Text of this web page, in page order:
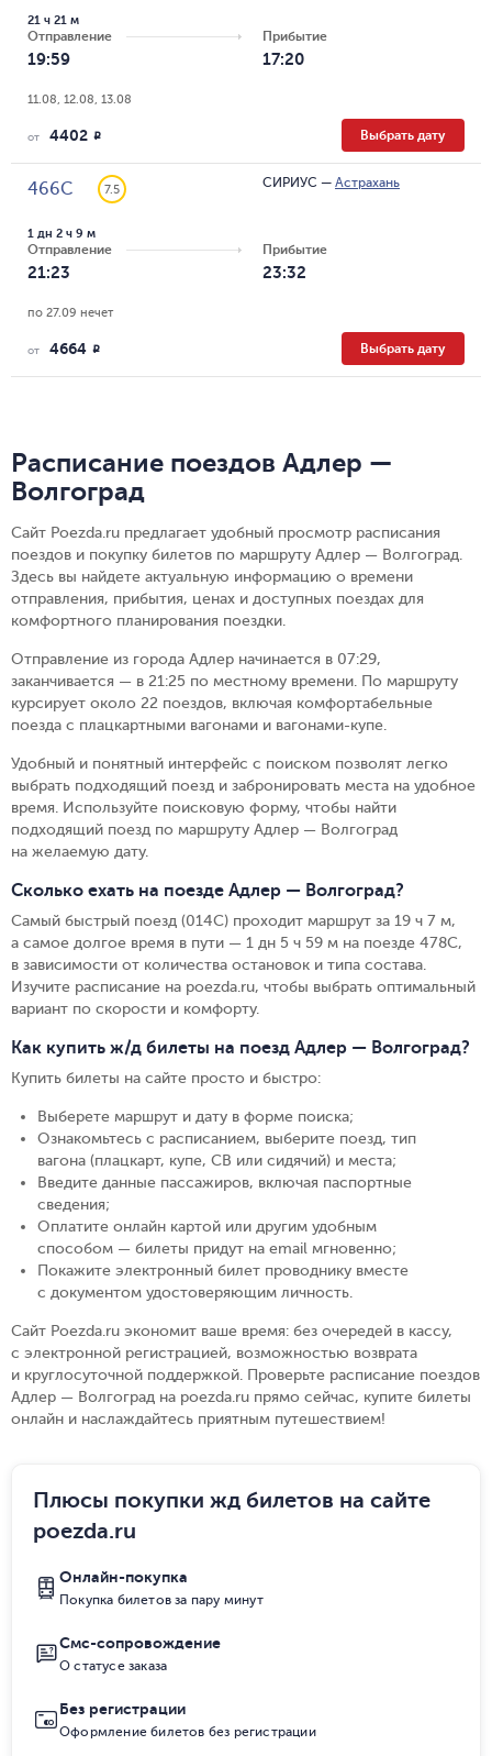
Отправление
19:59
21 ч 21 м
Прибытие
17:20
11.08, 12.08, 13.08
от 4402 R Выбрать дату
466С 7.5 СИРИУС — Астрахань
Отправление
21:23
1 дн 2 ч 9 м
Прибытие
23:32
по 27.09 нечет
от 4664 R Выбрать дату
Расписание поездов Адлер —
Волгоград
Сайт Poezda.ru предлагает удобный просмотр расписания
поездов и покупку билетов по маршруту Адлер — Волгоград.
Здесь вы найдете актуальную информацию о времени
отправления, прибытия, ценах и доступных поездах для
комфортного планирования поездки.
Отправление из города Адлер начинается в 07:29,
заканчивается — в 21:25 по местному времени. По маршруту
курсирует около 22 поездов, включая комфортабельные
поезда с плацкартными вагонами и вагонами-купе.
Удобный и понятный интерфейс с поиском позволят легко
выбрать подходящий поезд и забронировать места на удобное
время. Используйте поисковую форму, чтобы найти
подходящий поезд по маршруту Адлер — Волгоград
на желаемую дату.
Сколько ехать на поезде Адлер — Волгоград?
Самый быстрый поезд (014С) проходит маршрут за 19 ч 7 м,
а самое долгое время в пути — 1 дн 5 ч 59 м на поезде 478С,
в зависимости от количества остановок и типа состава.
Изучите расписание на poezda.ru, чтобы выбрать оптимальный
вариант по скорости и комфорту.
Как купить ж/д билеты на поезд Адлер — Волгоград?
Купить билеты на сайте просто и быстро:
Выберете маршрут и дату в форме поиска;
Ознакомьтесь с расписанием, выберите поезд, тип
вагона (плацкарт, купе, СВ или сидячий) и места;
Введите данные пассажиров, включая паспортные
сведения;
Оплатите онлайн картой или другим удобным
способом — билеты придут на email мгновенно;
Покажите электронный билет проводнику вместе
с документом удостоверяющим личность.
Сайт Poezda.ru экономит ваше время: без очередей в кассу,
с электронной регистрацией, возможностью возврата
и круглосуточной поддержкой. Проверьте расписание поездов
Адлер — Волгоград на poezda.ru прямо сейчас, купите билеты
онлайн и наслаждайтесь приятным путешествием!
Плюсы покупки жд билетов на сайте
poezda.ru
Онлайн-покупка
Покупка билетов за пару минут
Смс-сопровождение
О статусе заказа
Без регистрации
Оформление билетов без регистрации